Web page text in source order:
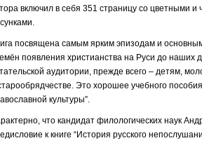
включил в себя 351 страницу со цветными
посвящена самым ярким эпизодам и
появления христианства на Руси до наших
аудитории, прежде всего – детям,
Это хорошее учебного
культуры”.
что кандидат филологических наук
к книге “История русского